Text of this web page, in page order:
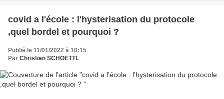
covid a l'école : l'hysterisation du protocole
,quel bordel et pourquoi ?
Publié le 11/01/2022 à 10:15
Par Christian SCHOETTL